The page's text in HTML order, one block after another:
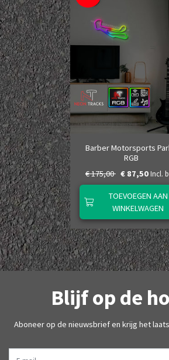
Barber Motorsports
RGB
€ 175,00 € 87,50 Incl.
TOEVOEGEN AAN
WINKELWAGEN
Blijf op de
Aboneer op de nieuwsbrief en krijg het